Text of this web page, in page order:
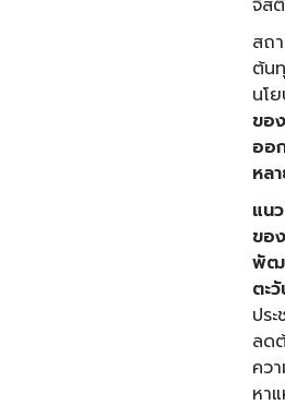
จิส
สถ
ต้น
นโ
ขอ
ออ
หล
แน
ขอ
พัฒ
ตะ
ปร
ลด
คว
หา